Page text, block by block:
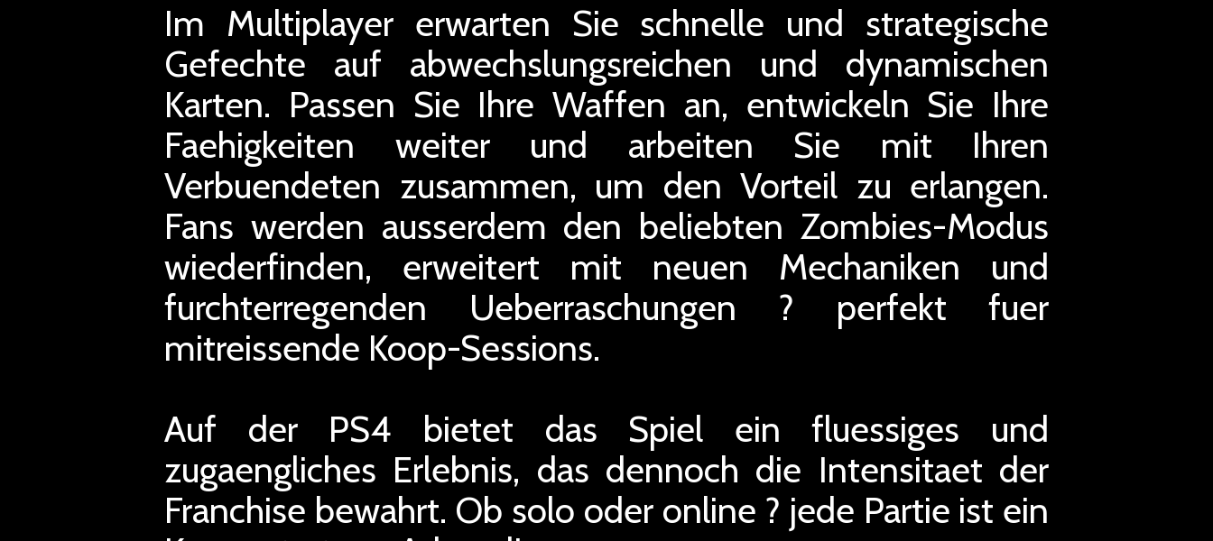
Im Multiplayer erwarten Sie schnelle und strategische
Gefechte auf abwechslungsreichen und dynamischen
Karten. Passen Sie Ihre Waffen an, entwickeln Sie Ihre
Faehigkeiten weiter und arbeiten Sie mit Ihren
Verbuendeten zusammen, um den Vorteil zu erlangen.
Fans werden ausserdem den beliebten Zombies-Modus
wiederfinden, erweitert mit neuen Mechaniken und
furchterregenden Ueberraschungen ? perfekt fuer
mitreissende Koop-Sessions.
Auf der PS4 bietet das Spiel ein fluessiges und
zugaengliches Erlebnis, das dennoch die Intensitaet der
Franchise bewahrt. Ob solo oder online ? jede Partie ist ein